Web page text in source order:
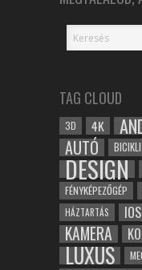
TAG CLOUD
3D 4K
AUTÓ BICIKLI
DESIGN
FÉNYKÉPEZŐGÉP
HÁZTARTÁS IOS
KAMERA
LUXUS